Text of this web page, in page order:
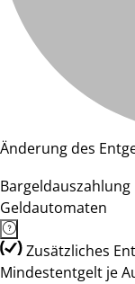
Änderung des
Geldautomaten
Zusätzliches
Mindestentgelt je